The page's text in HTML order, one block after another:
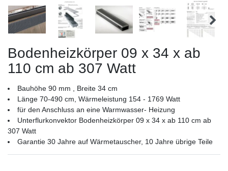
Bodenheizkörper 09 x 34 x ab
110 cm ab 307 Watt
Bauhöhe 90 mm , Breite 34 cm
Länge 70-490 cm, Wärmeleistung 154 - 1769 Watt
für den Anschluss an eine Warmwasser- Heizung
Unterflurkonvektor Bodenheizkörper 09 x 34 x ab 110 cm ab
307 Watt
Garantie 30 Jahre auf Wärmetauscher, 10 Jahre übrige Teile